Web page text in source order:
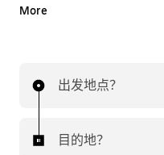
实用功能。您可以按需临
More
出发地点？
目的地？